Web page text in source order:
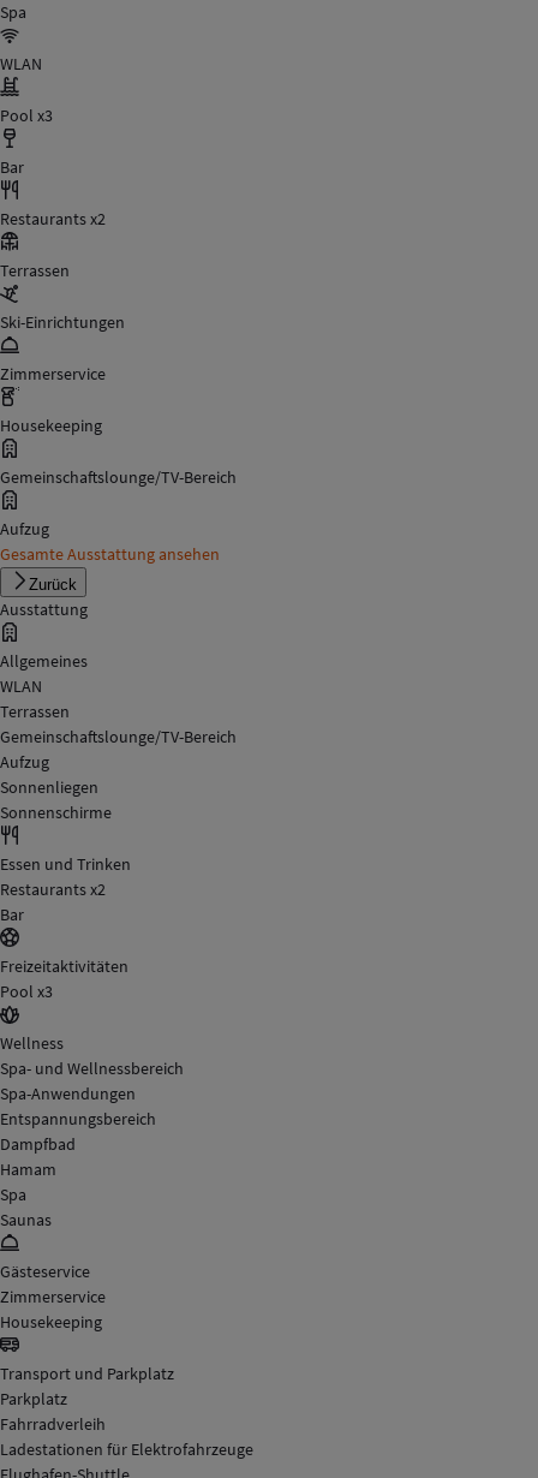
Spa
WLAN
Pool x3
Bar
Restaurants x2
Terrassen
Ski-Einrichtungen
Zimmerservice
Housekeeping
Gemeinschaftslounge/TV-Bereich
Aufzug
Gesamte Ausstattung ansehen
Zurück
Ausstattung
Allgemeines
WLAN
Terrassen
Gemeinschaftslounge/TV-Bereich
Aufzug
Sonnenliegen
Sonnenschirme
Essen und Trinken
Restaurants x2
Bar
Freizeitaktivitäten
Pool x3
Wellness
Spa- und Wellnessbereich
Spa-Anwendungen
Entspannungsbereich
Dampfbad
Hamam
Spa
Saunas
Gästeservice
Zimmerservice
Housekeeping
Transport und Parkplatz
Parkplatz
Fahrradverleih
Ladestationen für Elektrofahrzeuge